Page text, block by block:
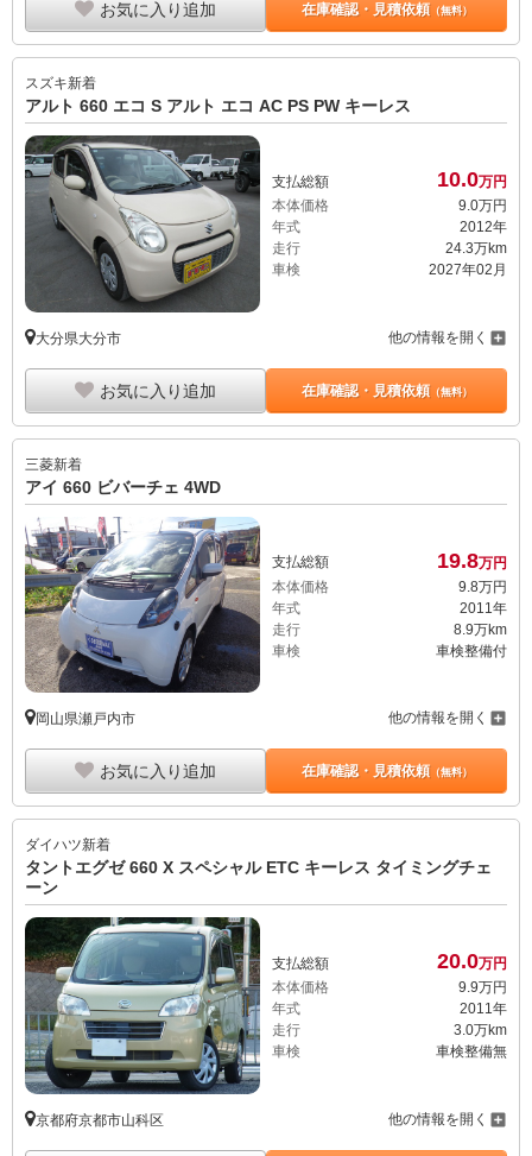
お気に入り追加 在庫確認・見積依頼（無料）
スズキ新着
アルト 660 エコ S アルト エコ AC PS PW キーレス
支払総額 10.0万円
本体価格
9.0万円
年式
2012年
走行
24.3万km
車検
2027年02月
大分県大分市 他の情報を開く
お気に入り追加 在庫確認・見積依頼（無料）
三菱新着
アイ 660 ビバーチェ 4WD
支払総額 19.8万円
本体価格
9. 8万円
年式
2011年
走行
8.9万km
車検
車検整備付
岡山県瀬戸内市 他の情報を開く
お気に入り追加 在庫確認・見積依頼（無料）
ダイハツ新着
タントエグゼ 660 X スペシャル ETC キーレス タイミングチェ
ーン
支払総額 20.0万円
本体価格
9.9万円
年式
2011年
走行
3.0万km
車検
車検整備無
京都府京都市山科区 他の情報を開く